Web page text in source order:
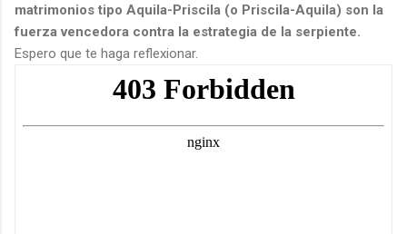
matrimonios tipo Aquila-Priscila (o Priscila-Aquila) son la
fuerza vencedora contra la estrategia de la serpiente.
Espero que te haga reflexionar.